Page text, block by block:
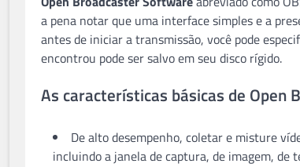
a pena notar que uma interface simples e a
antes de iniciar a transmissão, você pode
encontrou pode ser salvo em seu disco rígido.
As características básicas de Open
De alto desempenho, coletar e misture
incluindo a janela de captura, de imagem, de